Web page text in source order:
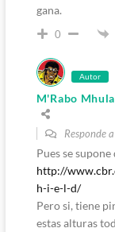
gana.
0
Autor
M'Rabo
Responde a
Pues se
http://
h-i-e-l-d/
Pero si, tiene
estas alturas